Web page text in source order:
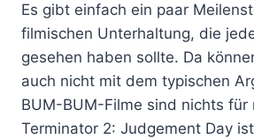
Es gibt einfach ein paar
filmischen Unterhaltung, die
gesehen haben sollte. Da
auch nicht mit dem typischen
BUM-BUM-Filme sind nichts für
Terminator 2: Judgement Day